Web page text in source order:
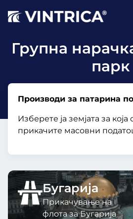
Групна
парк
Производи за патарина
Изберете ја земјата за која
прикачите масовни
Бугарија
Прикачување на
флота за Бугарија